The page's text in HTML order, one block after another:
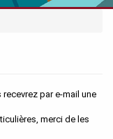
par e-mail une
merci de les